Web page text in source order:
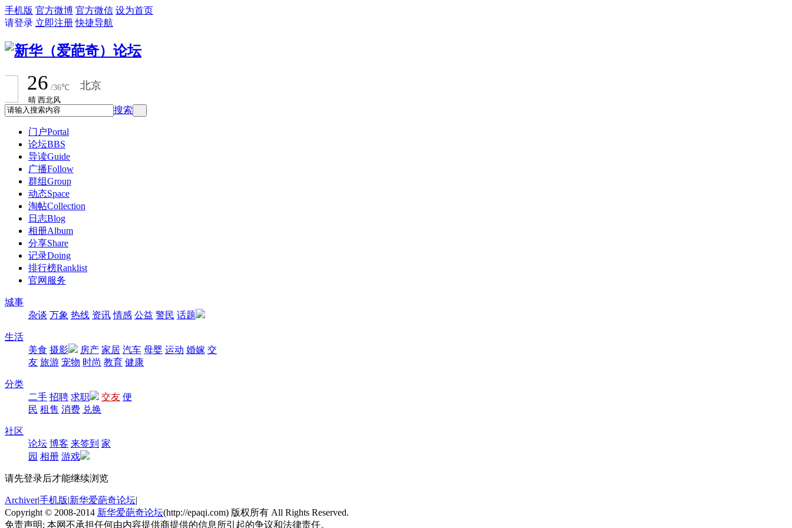
手机版 官方微博 官方微信 设为首页
请登录 立即注册 快捷导航
搜索
门户Portal
论坛BBS
导读Guide
广播Follow
群组Group
动态Space
淘帖Collection
日志Blog
相册Album
分享Share
记录Doing
排行榜Ranklist
官网服务
城事
杂谈 万象 热线 资讯 情感 公益 警民 话题
生活
美食 摄影 房产 家居 汽车 母婴 运动 婚嫁 交
友 旅游 宠物 时尚 教育 健康
分类
二手 招聘 求职 交友 便
民 租售 消费 兑换
社区
论坛 博客 来签到 家
园 相册 游戏
请先登录后才能继续浏览
Archiver|手机版|新华爱葩奇论坛|
Copyright © 2008-2014 新华爱葩奇论坛(http://epaqi.com) 版权所有 All Rights Reserved.
免责声明: 本网不承担任何由内容提供商提供的信息所引起的争议和法律责任。